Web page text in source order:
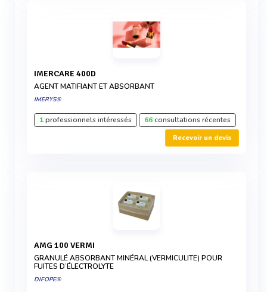
IMERCARE 400D
AGENT MATIFIANT ET ABSORBANT
IMERYS®
1professionnels intéressés 66consultations récentes
Recevoir un devis
AMG 100 VERMI
GRANULÉ ABSORBANT MINÉRAL (VERMICULITE) POUR
FUITES D’ÉLECTROLYTE
DIFOPE®